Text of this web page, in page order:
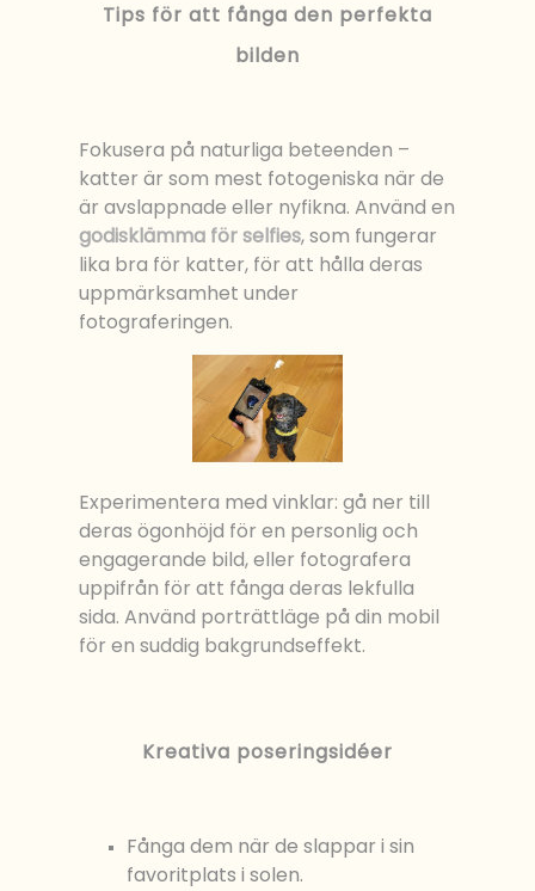
Tips för att fånga den perfekta
bilden
Fokusera på naturliga beteenden –
katter är som mest fotogeniska när de
är avslappnade eller nyfikna. Använd en
godisklämma för selfies, som fungerar
lika bra för katter, för att hålla deras
uppmärksamhet under
fotograferingen.
Experimentera med vinklar: gå ner till
deras ögonhöjd för en personlig och
engagerande bild, eller fotografera
uppifrån för att fånga deras lekfulla
sida. Använd porträttläge på din mobil
för en suddig bakgrundseffekt.
Kreativa poseringsidéer
Fånga dem när de slappar i sin
favoritplats i solen.